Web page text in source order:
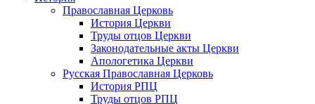
Православная Церковь
История Церкви
Труды отцов Церкви
Законодательные акты Церкви
Апологетика Церкви
Русская Православная Церковь
История РПЦ
Труды отцов РПЦ